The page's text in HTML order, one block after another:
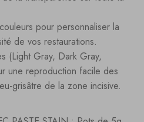
pour personnaliser la
de vos restaurations.
(Light Gray, Dark Gray,
une reproduction facile des
grisâtre de la zone incisive.